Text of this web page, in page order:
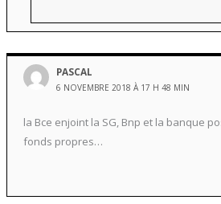
PASCAL
6 NOVEMBRE 2018 À 17 H 48 MIN
la Bce enjoint la SG, Bnp et la banque
fonds propres…